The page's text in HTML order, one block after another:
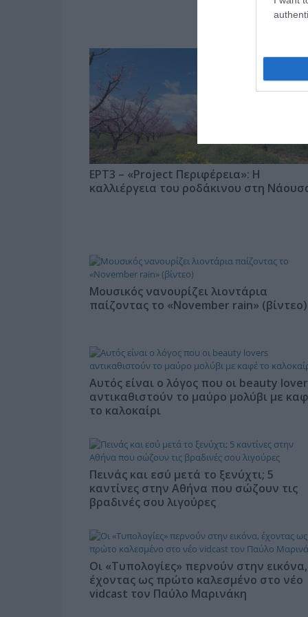
ΕΡΤ3 – «Project Περιφέρεια»: Η
καλλιέργεια του ροδάκινου στη
Μουσικός νανουρίζει λιοντάρια
παίζοντας το «November rain» (βίντεο)
Αυτός είναι ο λόγος που οι beauty
αντικαθιστούν το μαύρο μολύβι με
το καλοκαίρι
Πεινάς και εσύ μετά το ξενύχτι; 5
καντίνες στην Αθήνα που σώζουν τις
βραδινές σου λιγούρες
Οι «Τυπολογίες» περνούν στην εικόνα,
έχοντας ως πρώτο καλεσμένο στο νέο
vidcast τον Παύλο Μαρινάκη